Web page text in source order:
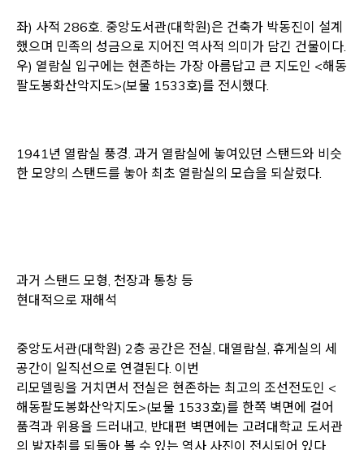
좌) 사적 286호. 중앙도서관(대학원)은 건축가 박동진이 설계
했으며 민족의 성금으로 지어진 역사적 의미가 담긴 건물이다.
우) 열람실 입구에는 현존하는 가장 아름답고 큰 지도인 <해동
팔도봉화산악지도>(보물 1533호)를 전시했다.
1941년 열람실 풍경. 과거 열람실에 놓여있던 스탠드와 비슷
한 모양의 스탠드를 놓아 최초 열람실의 모습을 되살렸다.
과거 스탠드 모형, 천장과 통창 등
현대적으로 재해석
중앙도서관(대학원) 2층 공간은 전실, 대열람실, 휴게실의 세
공간이 일직선으로 연결된다. 이번
리모델링을 거치면서 전실은 현존하는 최고의 조선전도인 <
해동팔도봉화산악지도>(보물 1533호)를 한쪽 벽면에 걸어
품격과 위용을 드러내고, 반대편 벽면에는 고려대학교 도서관
의 발자취를 되돌아 볼 수 있는 역사 사진이 전시되어 있다.